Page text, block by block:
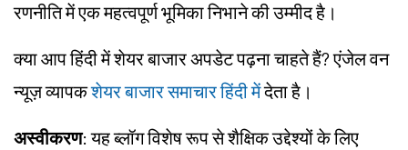
रणनीति में एक महत्वपूर्ण भूमिका निभाने की उम्मीद है।
क्या आप हिंदी में शेयर बाजार अपडेट पढ़ना चाहते हैं? एंजेल वन
न्यूज़ व्यापकशेयर बाजार समाचार हिंदी मेंदेता है।
अस्वीकरण: यह ब्लॉग विशेष रूप से शैक्षिक उद्देश्यों के लिए